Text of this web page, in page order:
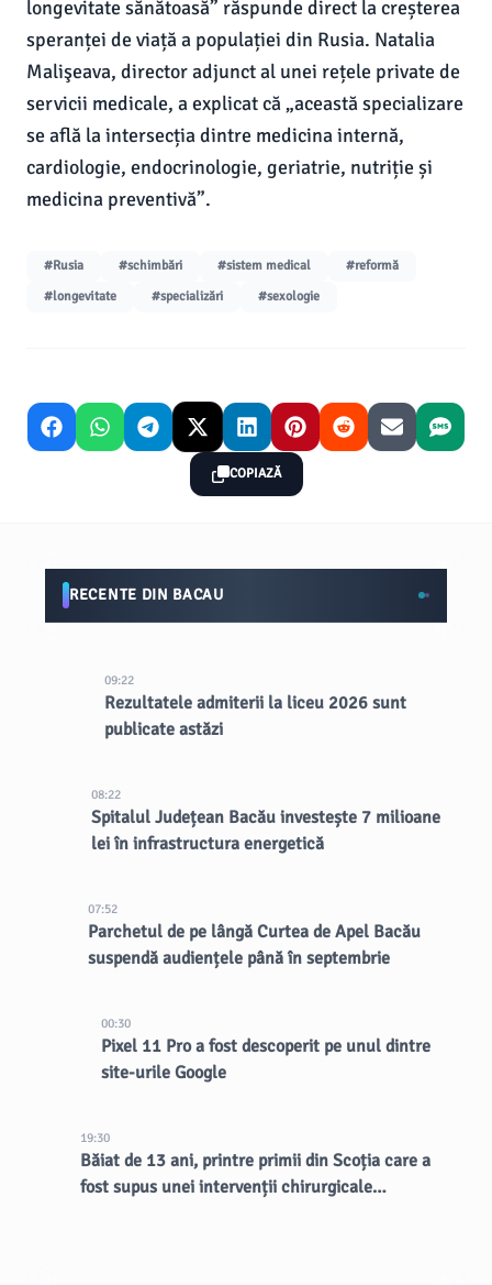
longevitate sănătoasă” răspunde direct la creșterea
speranței de viață a populației din Rusia. Natalia
Malişeava, director adjunct al unei rețele private de
servicii medicale, a explicat că „această specializare
se află la intersecția dintre medicina internă,
cardiologie, endocrinologie, geriatrie, nutriție și
medicina preventivă”.
#Rusia #schimbări #sistem medical
#reformă
#longevitate
#specializări #sexologie
COPIAZĂ
RECENTE DIN BACAU
09:22
Rezultatele admiterii la liceu 2026 sunt
publicate astăzi
08:22
Spitalul Județean Bacău investește 7 milioane
lei în infrastructura energetică
07:52
Parchetul de pe lângă Curtea de Apel Bacău
suspendă audiențele până în septembrie
00:30
Pixel 11 Pro a fost descoperit pe unul dintre
site-urile Google
19:30
Băiat de 13 ani, printre primii din Scoția care a
fost supus unei intervenții chirurgicale